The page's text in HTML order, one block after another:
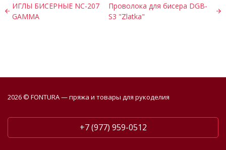
ИГЛЫ БИСЕРНЫЕ NC-207
GAMMA
Проволока для бисера DGB-
S3 "Zlatka"
2026 © FONTURA — пряжа и товары для рукоделия
+7 (977) 959-0512